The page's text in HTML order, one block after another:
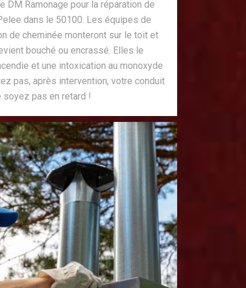
DM Ramonage pour la réparation de
dans le 50100. Les équipes de
de cheminée monteront sur le toit et
bouché ou encrassé. Elles le
et une intoxication au monoxyde
pas, après intervention, votre conduit
soyez pas en retard !